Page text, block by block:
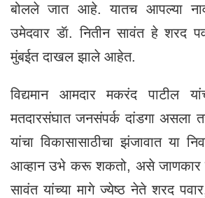
बोलले जात आहे. यातच आपल्या
उमेदवार डॅा. नितीन सावंत हे शरद
मुंबईत दाखल झाले आहेत.
विद्यमान आमदार मकरंद पाटील
मतदारसंघात जनसंपर्क दांडगा असला
यांचा विकासासाठीचा झंजावात या
आव्हान उभे करू शकतो, असे जाणकार
सावंत यांच्या मागे ज्येष्ठ नेते शरद